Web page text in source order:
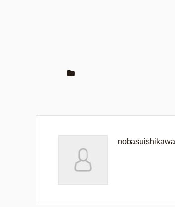
nobasuishikawa